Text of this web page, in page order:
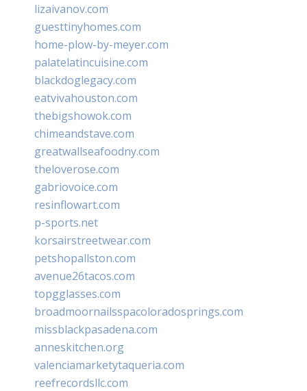
lizaivanov.com
guesttinyhomes.com
home-plow-by-meyer.com
palatelatincuisine.com
blackdoglegacy.com
eatvivahouston.com
thebigshowok.com
chimeandstave.com
greatwallseafoodny.com
theloverose.com
gabriovoice.com
resinflowart.com
p-sports.net
korsairstreetwear.com
petshopallston.com
avenue26tacos.com
topgglasses.com
broadmoornailsspacoloradosprings.com
missblackpasadena.com
anneskitchen.org
valenciamarketytaqueria.com
reefrecordsllc.com